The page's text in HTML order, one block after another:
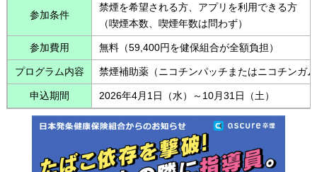
参加条件
禁煙を希望される方、アプリを利用できる方
（喫煙本数、喫煙年数は問わず）
参加費用 無料（59,400円を健保組合が全額負担）
プログラム内容 禁煙補助薬（ニコチンパッチまたはニコチンガ
申込期間 2026年4月1日（水）～10月31日（土）